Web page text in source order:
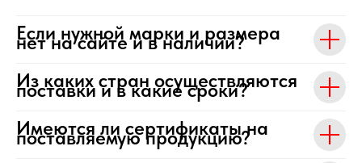
Если нужной марки и размера
нет на сайте и в наличии?
Из каких стран осуществляются
поставки и в какие сроки?
Имеются ли сертификаты на
поставляемую продукцию?